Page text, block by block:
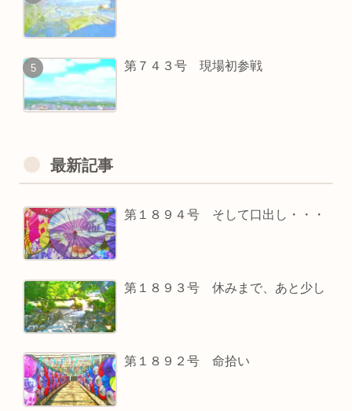
第７４３号 現場初参戦
最新記事
第１８９４号 そして口出し・・・
第１８９３号 休みまで、あと少し
第１８９２号 命拾い